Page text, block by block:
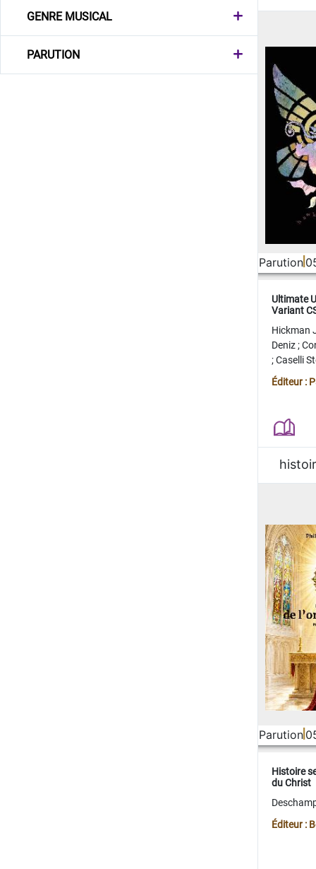
GENRE MUSICAL
PARUTION
Parution
Ultimate
Variant
Hickman
Deniz;
;Caselli
Juan
Éditeur :
Parution
Histoire
du Christ
Éditeur :